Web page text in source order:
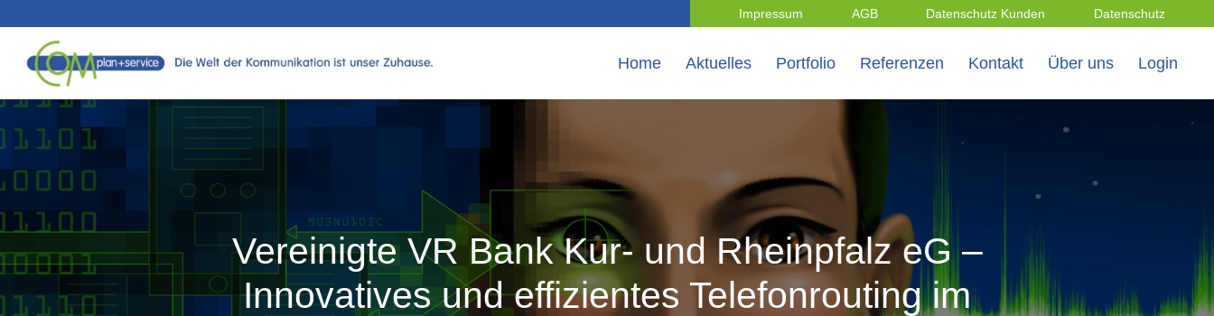
Impressum AGB Datenschutz Kunden Datenschutz
Home Aktuelles Portfolio Referenzen Kontakt Über uns Login
Vereinigte VR Bank Kur- und Rheinpfalz eG –
Innovatives und effizientes Telefonrouting im